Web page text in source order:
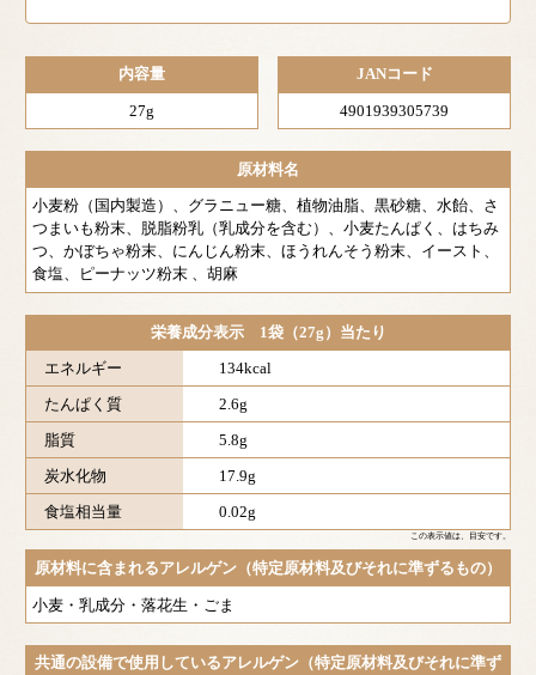
内容量
27g
JANコード
4901939305739
原材料名
小麦粉（国内製造）、グラニュー糖、植物油脂、黒砂糖、水飴、さ
つまいも粉末、脱脂粉乳（乳成分を含む）、小麦たんぱく、はちみ
つ、かぼちゃ粉末、にんじん粉末、ほうれんそう粉末、イースト、
食塩、ピーナッツ粉末 、胡麻
栄養成分表示 1袋（27g）当たり
エネルギー
134kcal
たんぱく質
2.6g
脂質
5.8g
炭水化物
17.9g
食塩相当量
0.02g
この表示値は、目安です。
原材料に含まれるアレルゲン（特定原材料及びそれに準ずるもの）
小麦・乳成分・落花生・ごま
共通の設備で使用しているアレルゲン（特定原材料及びそれに準ず